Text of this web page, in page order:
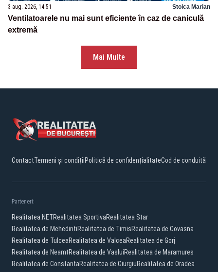
3 aug. 2026, 14:51 Stoica Marian
Ventilatoarele nu mai sunt eficiente în caz de caniculă
extremă
Mai Multe
ContactTermeni și condițiiPolitică de confidențialitateCod de conduită
Parteneri:
Realitatea.NETRealitatea SportivaRealitatea Star
Realitatea de MehedintiRealitatea de TimisRealitatea de Covasna
Realitatea de TulceaRealitatea de ValceaRealitatea de Gorj
Realitatea de NeamtRealitatea de VasluiRealitatea de Maramures
Realitatea de ConstantaRealitatea de GiurgiuRealitatea de Oradea